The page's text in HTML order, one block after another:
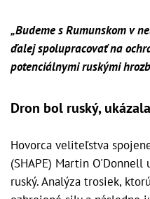
„Budeme s Rumunskom v
ďalej spolupracovať na
potenciálnymi ruskými
Dron bol ruský,
Hovorca veliteľstva
(SHAPE) Martin
ruský. Analýza trosiek,